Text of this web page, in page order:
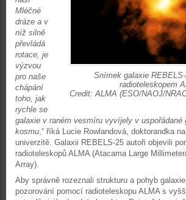
Snímek galaxie
radioteleskopem
Credit: ALMA (ESO/NAOJ/
Mléčné
dráze a v
níž silně
převládá
rotace, je
výzvou
pro naše
chápání
toho, jak
rychle se
galaxie v raném vesmíru vyvíjely v uspořádané
kosmu ,“ říká Lucie Rowlandová, doktorandka
univerzitě. Galaxii REBELS-25 autoři objevili
radioteleskopů ALMA (Atacama Large
Array).
Aby správně rozeznali strukturu a pohyb
pozorování pomocí radioteleskopu ALMA s